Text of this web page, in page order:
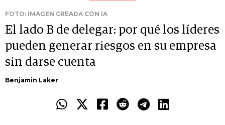
FOTO: IMAGEN CREADA CON IA
El lado B de delegar: por qué los líderes
pueden generar riesgos en su empresa
sin darse cuenta
Benjamin Laker